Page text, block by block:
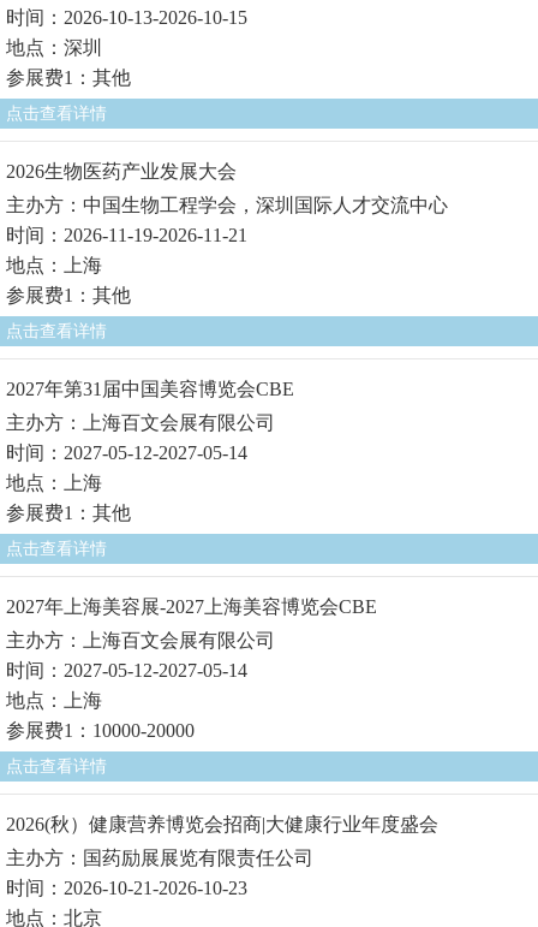
时间：2026-10-13-2026-10-15
地点：深圳
参展费1：其他
点击查看详情
2026生物医药产业发展大会
主办方：中国生物工程学会，深圳国际人才交流中心
时间：2026-11-19-2026-11-21
地点：上海
参展费1：其他
点击查看详情
2027年第31届中国美容博览会CBE
主办方：上海百文会展有限公司
时间：2027-05-12-2027-05-14
地点：上海
参展费1：其他
点击查看详情
2027年上海美容展-2027上海美容博览会CBE
主办方：上海百文会展有限公司
时间：2027-05-12-2027-05-14
地点：上海
参展费1：10000-20000
点击查看详情
2026(秋）健康营养博览会招商|大健康行业年度盛会
主办方：国药励展展览有限责任公司
时间：2026-10-21-2026-10-23
地点：北京